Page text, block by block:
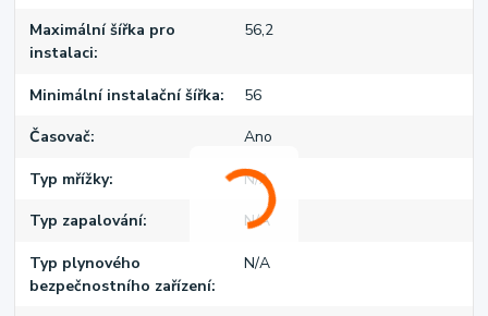
Maximální šířka pro
instalaci
56,2
Minimální instalační šířka 56
Časovač Ano
Typ mřížky N/A
Typ zapalování N/A
Typ plynového
bezpečnostního zařízení
N/A